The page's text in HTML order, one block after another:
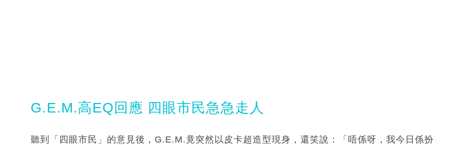
G.E.M.高EQ回應 四眼市民急急走人
聽到「四眼市民」的意見後，G.E.M.竟突然以皮卡超造型現身，還笑說：「唔係呀，我今日係扮